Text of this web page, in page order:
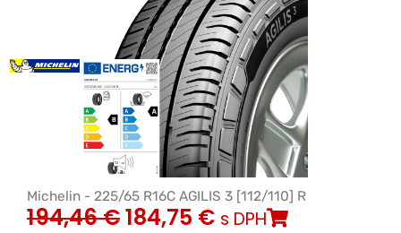
Michelin - 225/65 R16C AGILIS 3 [112/110] R
194,46€184,75 € s DPH